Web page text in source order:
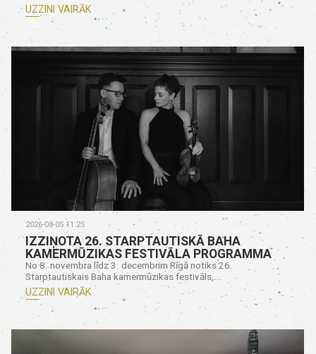
UZZINI VAIRĀK
2026-08-05 11:25
IZZIŅOTA 26. STARPTAUTISKĀ BAHA
KAMERMŪZIKAS FESTIVĀLA PROGRAMMA
No 8. novembra līdz 3. decembrim Rīgā notiks 26.
Starptautiskais Baha kamermūzikas festivāls,...
UZZINI VAIRĀK